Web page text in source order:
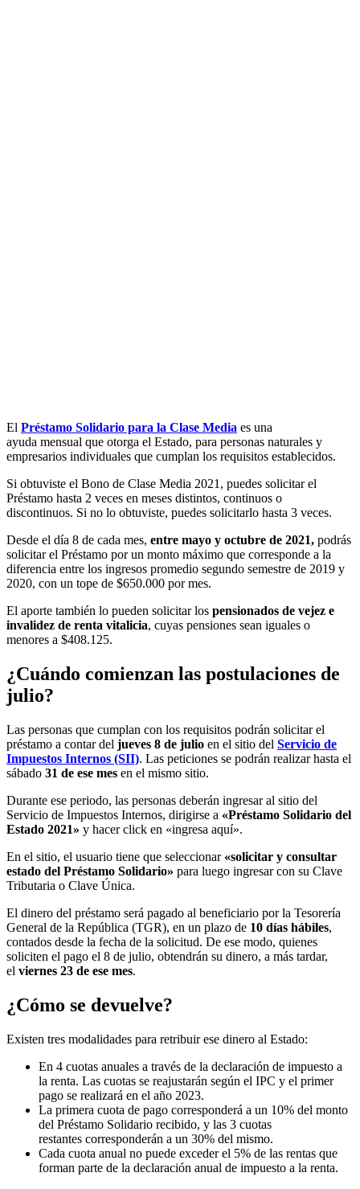
El Préstamo Solidario para la Clase Media es una
ayuda mensual que otorga el Estado, para personas naturales y
empresarios individuales que cumplan los requisitos establecidos.
Si obtuviste el Bono de Clase Media 2021, puedes solicitar el
Préstamo hasta 2 veces en meses distintos, continuos o
discontinuos. Si no lo obtuviste, puedes solicitarlo hasta 3 veces.
Desde el día 8 de cada mes, entre mayo y octubre de 2021, podrás
solicitar el Préstamo por un monto máximo que corresponde a la
diferencia entre los ingresos promedio segundo semestre de 2019 y
2020, con un tope de $650.000 por mes.
El aporte también lo pueden solicitar los pensionados de vejez e
invalidez de renta vitalicia, cuyas pensiones sean iguales o
menores a $408.125.
¿Cuándo comienzan las postulaciones de
julio?
Las personas que cumplan con los requisitos podrán solicitar el
préstamo a contar del jueves 8 de julio en el sitio del Servicio de
Impuestos Internos (SII). Las peticiones se podrán realizar hasta el
sábado 31 de ese mes en el mismo sitio.
Durante ese periodo, las personas deberán ingresar al sitio del
Servicio de Impuestos Internos, dirigirse a «Préstamo Solidario del
Estado 2021» y hacer click en «ingresa aquí».
En el sitio, el usuario tiene que seleccionar «solicitar y consultar
estado del Préstamo Solidario» para luego ingresar con su Clave
Tributaria o Clave Única.
El dinero del préstamo será pagado al beneficiario por la Tesorería
General de la República (TGR), en un plazo de 10 días hábiles,
contados desde la fecha de la solicitud. De ese modo, quienes
soliciten el pago el 8 de julio, obtendrán su dinero, a más tardar,
el viernes 23 de ese mes.
¿Cómo se devuelve?
Existen tres modalidades para retribuir ese dinero al Estado:
En 4 cuotas anuales a través de la declaración de impuesto a
la renta. Las cuotas se reajustarán según el IPC y el primer
pago se realizará en el año 2023.
La primera cuota de pago corresponderá a un 10% del monto
del Préstamo Solidario recibido, y las 3 cuotas
restantes corresponderán a un 30% del mismo.
Cada cuota anual no puede exceder el 5% de las rentas que
forman parte de la declaración anual de impuesto a la renta.